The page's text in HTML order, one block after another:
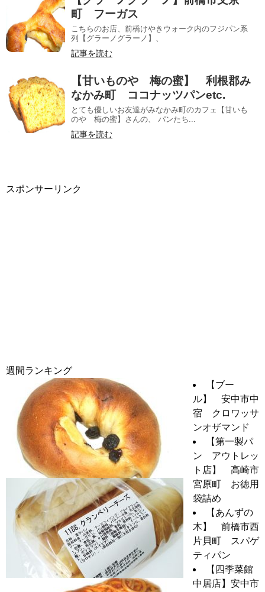
町 フーガス
こちらのお店、前橋けやきウォーク内のフジパン系
列【グラーノグラーノ】、
記事を読む
【甘いものや 梅の蜜】 利根郡み
なかみ町 ココナッツパンetc.
とても優しいお友達がみなかみ町のカフェ【甘いも
のや 梅の蜜】さんの、 パンたち...
記事を読む
スポンサーリンク
週間ランキング
【ブー
ル】 安中市中
宿 クロワッサ
ンオザマンド
【第一製パ
ン アウトレッ
ト店】 高崎市
宮原町 お徳用
袋詰め
【あんずの
木】 前橋市西
片貝町 スパゲ
ティパン
【四季菜館
中居店】安中市